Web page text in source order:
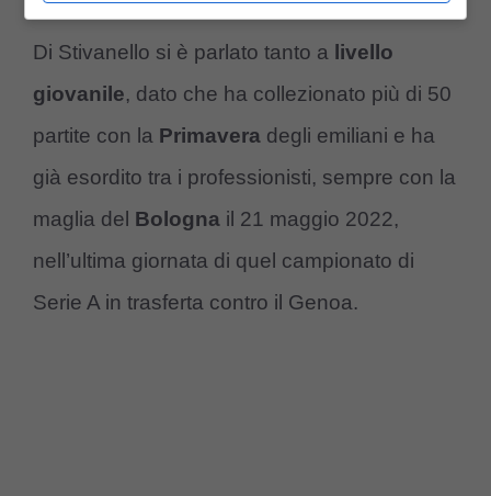
Di Stivanello si è parlato tanto a livello
giovanile, dato che ha collezionato più di 50
partite con la Primavera degli emiliani e ha
già esordito tra i professionisti, sempre con la
maglia del Bologna il 21 maggio 2022,
nell’ultima giornata di quel campionato di
Serie A in trasferta contro il Genoa.